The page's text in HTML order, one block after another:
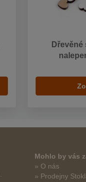
Dřevěné
Mohlo by vás
» O nás
» Prodejny